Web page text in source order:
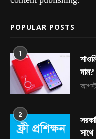
POPULAR POSTS
1
দাম?
2